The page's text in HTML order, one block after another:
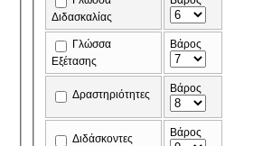
Διδασκαλίας
Γλώσσα
Εξέτασης
Βάρος
Δραστηριότητες Βάρος
Διδάσκοντες Βάρος